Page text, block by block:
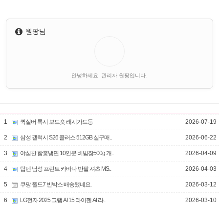
원팡님
안녕하세요. 관리자 원팡입니다.
1 퀵실버 록시 보드숏 래시가드등 2026-07-19
2 삼성 갤럭시 S26 플러스 512GB 실구매.. 2026-06-22
3 야심찬 함흥냉면 10인분 비빔장500g 개.. 2026-04-09
4 탑텐 남성 프린트 카바나 반팔 셔츠 MS.. 2026-04-03
5 쿠팡 폴드7 빈박스 배송됐네요. 2026-03-12
6 LG전자 2025 그램 AI 15 라이젠 AI 라.. 2026-03-10